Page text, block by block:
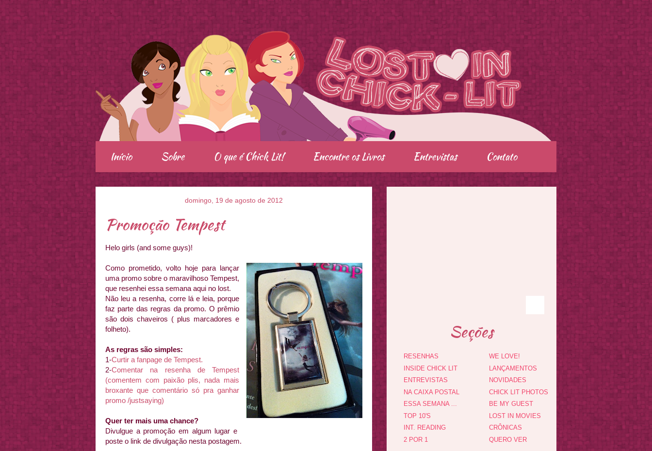
.
Início Sobre O que é Chick Lit! Encontre os Livros Entrevistas Contato
domingo, 19 de agosto de 2012
Promoção Tempest
Helo girls (and some guys)!
Como prometido, volto hoje para lançar
uma promo sobre o maravilhoso Tempest,
que resenhei essa semana aqui no lost.
Não leu a resenha, corre lá e leia, porque
faz parte das regras da promo. O prêmio
são dois chaveiros ( plus marcadores e
folheto).
As regras são simples:
1-Curtir a fanpage de Tempest.
2-Comentar na resenha de Tempest
(comentem com paixão plis, nada mais
broxante que comentário só pra ganhar
promo /justsaying)
Quer ter mais uma chance?
Divulgue a promoção em algum lugar e
poste o link de divulgação nesta postagem.
Seções
RESENHAS
INSIDE CHICK LIT
ENTREVISTAS
NA CAIXA POSTAL
ESSA SEMANA ...
TOP 10'S
INT. READING
2 POR 1
WE LOVE!
LANÇAMENTOS
NOVIDADES
CHICK LIT PHOTOS
BE MY GUEST
LOST IN MOVIES
CRÔNICAS
QUERO VER